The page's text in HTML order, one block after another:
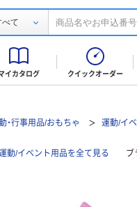
べて
イカタログ クイックオーダー
・行事用品/おもちゃ 運動/イ
動/イベント用品を全て見る ブ